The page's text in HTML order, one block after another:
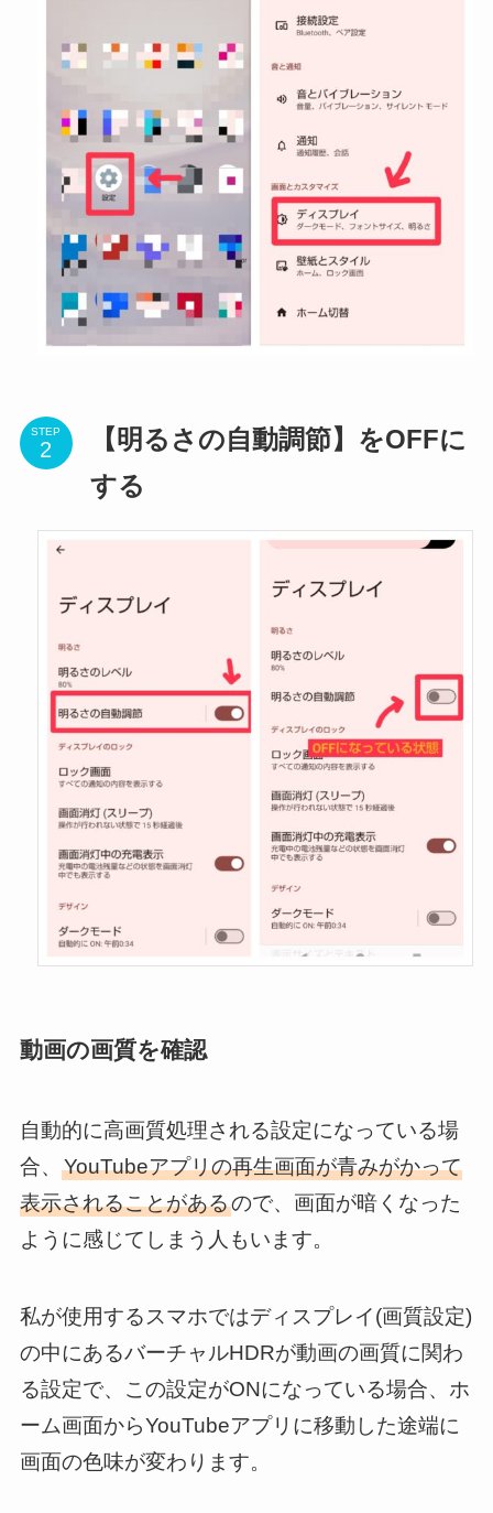
STEP
【明るさの自動調節】をOFFに
する
動画の画質を確認
自動的に高画質処理される設定になっている場
合、 YouTubeアプリの再生画面が青みがかって
表示されることがあるので、画面が暗くなった
ように感じてしまう人もいます。
私が使用するスマホではディスプレイ(画質設定)
の中にあるバーチャルHDRが動画の画質に関わ
る設定で、この設定がONになっている場合、ホ
ーム画面からYouTubeアプリに移動した途端に
画面の色味が変わります。